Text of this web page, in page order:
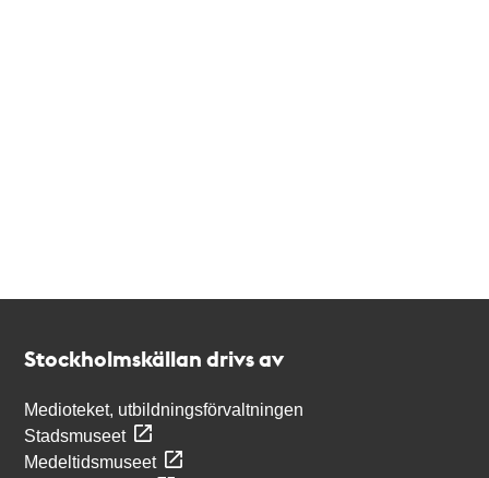
Stockholmskällan drivs av
Medioteket, utbildningsförvaltningen
Stadsmuseet
Medeltidsmuseet